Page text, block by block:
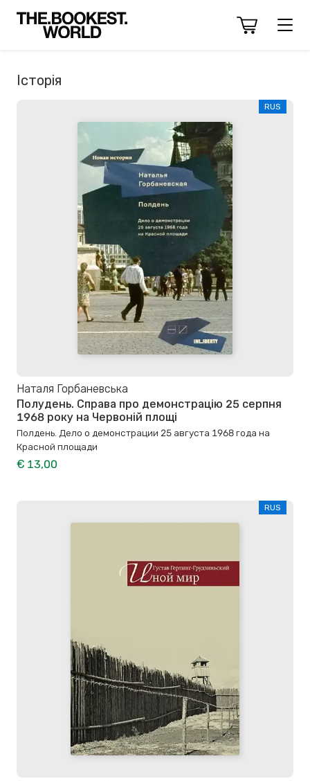
Історія
RUS
Наталя Горбаневська
Полудень. Справа про демонстрацію 25 серпня
1968 року на Червоній площі
Полдень. Дело о демонстрации 25 августа 1968 года на
Красной площади
€ 13,00
RUS